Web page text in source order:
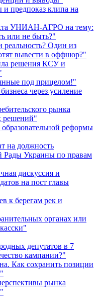
предпоказ клипа на
УНИАН-АГРО на тему:
или не быть?"
Один из
вывести в оффшор?"
решения КСУ и
под прицелом!"
через усиление
рынка
решений"
реформы
на должность
Рады Украины по правам
дискуссия и
на пост главы
к берегам рек и
органах или
депутатов в 7
кампании?"
Как сохранить позиции
рынка